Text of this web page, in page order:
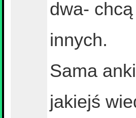
dwa-
innych.
Sama
jakiejś